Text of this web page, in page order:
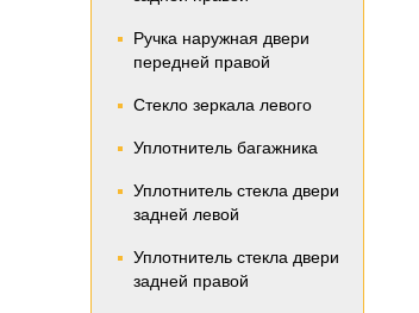
Ручка наружная двери
передней правой
Стекло зеркала левого
Уплотнитель багажника
Уплотнитель стекла двери
задней левой
Уплотнитель стекла двери
задней правой